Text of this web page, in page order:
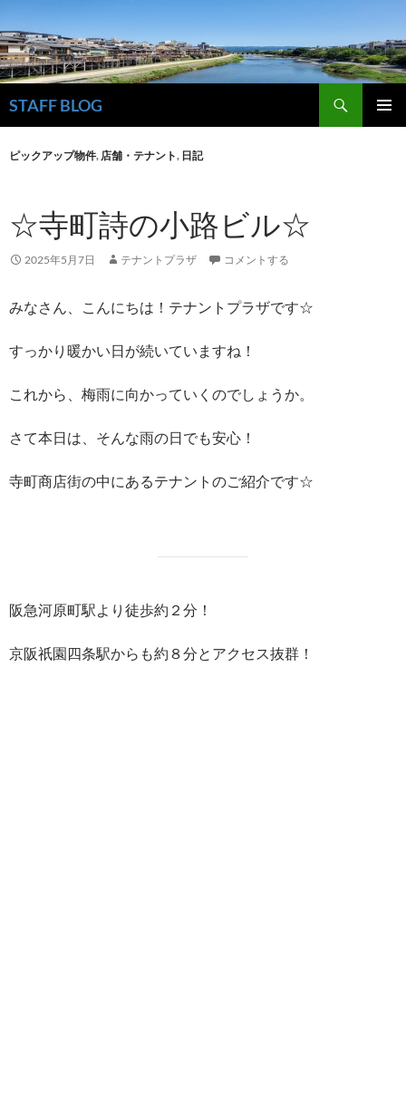
STAFF BLOG
索
テ
ス
キ
ピックアップ物件, 店舗・テナント, 日記
☆寺町詩の小路ビル☆
2025年5月7日 テナントプラザ コメントする
みなさん、こんにちは！テナントプラザです☆
すっかり暖かい日が続いていますね！
これから、梅雨に向かっていくのでしょうか。
さて本日は、そんな雨の日でも安心！
寺町商店街の中にあるテナントのご紹介です☆
阪急河原町駅より徒歩約２分！
京阪祇園四条駅からも約８分とアクセス抜群！